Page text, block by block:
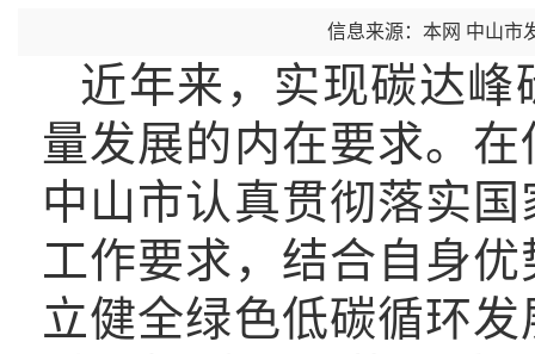
信息来源：本网 中山市
近年来，实现碳达
量发展的内在要求。
中山市认真贯彻落实 国
工作要求，结合自身优
立健全绿色低碳循环